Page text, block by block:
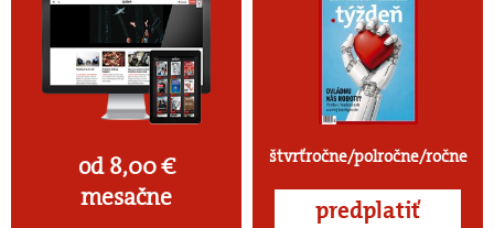
od 8,00 €
mesačne
štvrťročne/polročne/ročne
predplatiť